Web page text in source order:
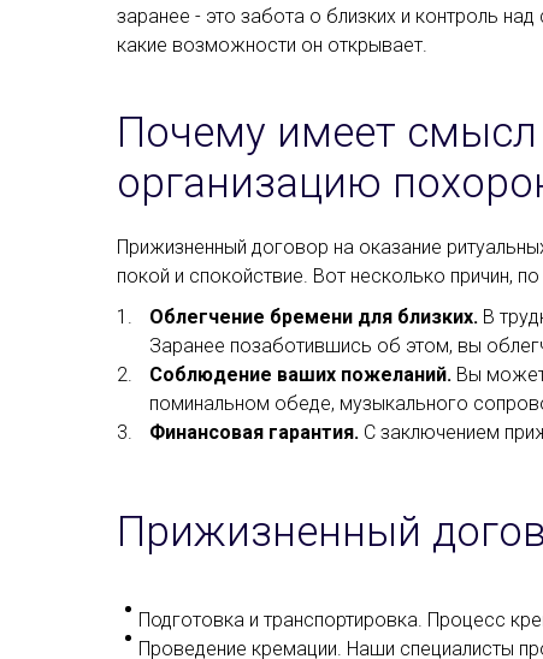
заранее - это забота о близких и контроль
какие возможности он открывает.
Почему имеет
организацию
Прижизненный договор на оказание
покой и спокойствие. Вот несколько причин,
Облегчение бремени для близких. В
Заранее позаботившись об этом, вы
Соблюдение ваших пожеланий. Вы
поминальном обеде, музыкального
Финансовая гарантия. С заключением
Прижизненный
Подготовка и транспортировка. Процесс
Проведение кремации. Наши специалисты